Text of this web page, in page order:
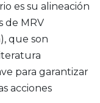
es su alineación
de MRV
que son
para garantizar
acciones